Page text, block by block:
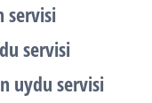
servisi
servisi
uydu servisi